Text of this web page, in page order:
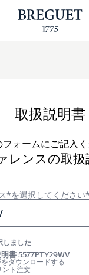
取扱説明書
ォームにご記入く
レンスの取扱
*を選択してください*
しました
書 5577PTY29WV
ダウンロードする
ント注文